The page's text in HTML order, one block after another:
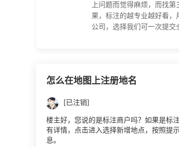
上问题而觉得麻烦，而找
果，标注的越专业越好看
公司，选择我们可一次提
怎么在地图上注册地名
[已注销]
楼主好，您说的是标注商户吗？如果是标
有详情，点击进入选择新增地点，按照提
息。